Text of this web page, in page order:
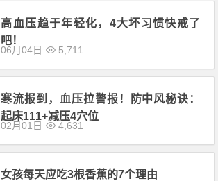
高血压趋于年轻化，4大坏习惯快戒了
吧！
06月04日 5,711
寒流报到，血压拉警报！防中风秘诀：
起床111+减压4穴位
02月01日 4,631
女孩每天应吃3根香蕉的7个理由